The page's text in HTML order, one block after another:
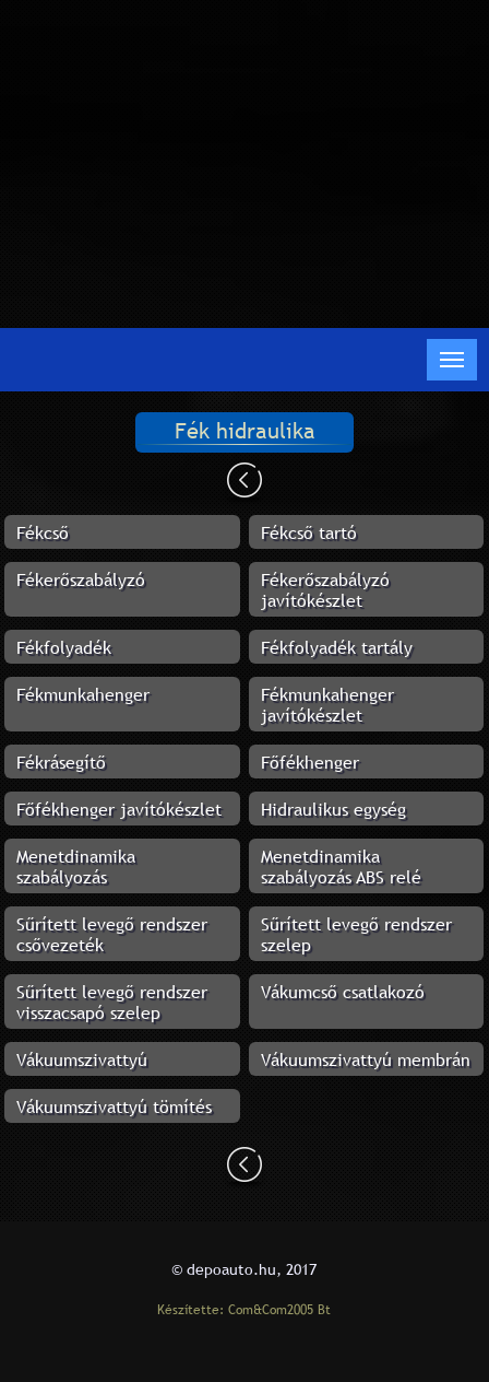
Fék hidraulika
Fékcső Fékcső tartó
Fékerőszabályzó
Fékerőszabályzó
javítókészlet
Fékfolyadék Fékfolyadék tartály
Fékmunkahenger
Fékmunkahenger
javítókészlet
Fékrásegítő Főfékhenger
Főfékhenger javítókészlet Hidraulikus egység
Menetdinamika
szabályozás
Menetdinamika
szabályozás ABS relé
Sűrített levegő rendszer
csővezeték
Sűrített levegő rendszer
szelep
Sűrített levegő rendszer
visszacsapó szelep
Vákumcső csatlakozó
Vákuumszivattyú Vákuumszivattyú membrán
Vákuumszivattyú tömítés
© depoauto.hu, 2017
Készítette: Com&Com2005 Bt